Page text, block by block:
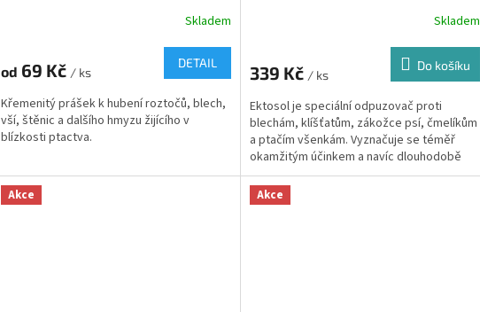
Skladem
od 69 Kč / ks
DETAIL
Křemenitý prášek k hubení roztočů, blech,
vší, štěnic a dalšího hmyzu žijícího v
blízkosti ptactva.
Skladem
339 Kč / ks
Do košíku
Ektosol je speciální odpuzovač proti
blechám, klíšťatům, zákožce psí, čmelíkům
a ptačím všenkám. Vyznačuje se téměř
okamžitým účinkem a navíc dlouhodobě
chrání zvířata před...
Akce Akce